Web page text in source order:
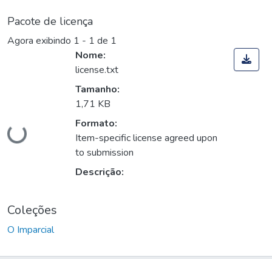
Pacote de licença
Agora exibindo 1 - 1 de 1
Carregando...
Nome:
license.txt
Tamanho:
1,71 KB
Formato:
Item-specific license agreed upon
to submission
Descrição:
Coleções
O Imparcial